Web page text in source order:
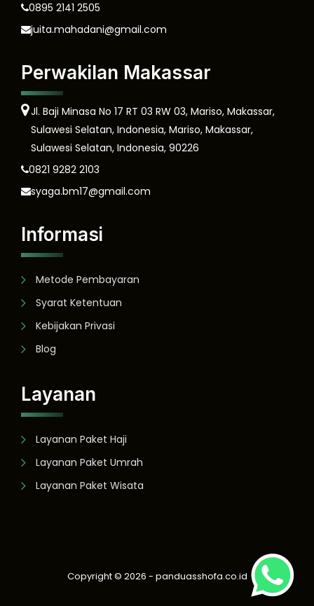
0895 2141 2505
juita.mahadani@gmail.com
Perwakilan Makassar
Jl. Baji Minasa No 17 RT 03 RW 03, Mariso, Makassar,
Sulawesi Selatan, Indonesia, Mariso, Makassar,
Sulawesi Selatan, Indonesia, 90226
0821 9282 2103
syaga.bm17@gmail.com
Informasi
Metode Pembayaran
Syarat Ketentuan
Kebijakan Privasi
Blog
Layanan
Layanan Paket Haji
Layanan Paket Umrah
Layanan Paket Wisata
Copyright © 2026 - panduasshofa.co.id